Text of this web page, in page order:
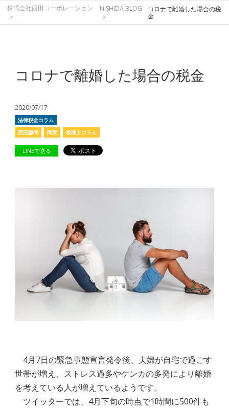
株式会社西田コーポレーション NISHIDA BLOG
コロナで離婚した場合の税
金
コロナで離婚した場合の税金
2020/07/17
法律税金コラム
西田顧問
岡実 税理士コラム
LINEで送る
4月7日の緊急事態宣言発令後、夫婦が自宅で過ごす
世帯が増え、ストレス過多やケンカの多発により離婚
を考えている人が増えているようです。
ツイッターでは、4月下旬の時点で1時間に500件も